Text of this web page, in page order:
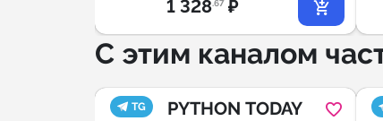
1 328.67 ₽
С этим каналом
TG PYTHON TODAY